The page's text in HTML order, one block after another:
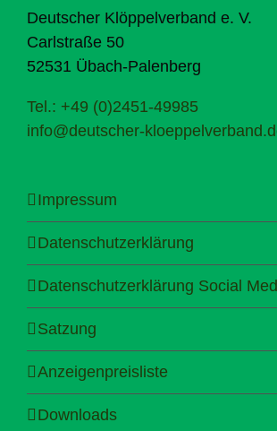
Deutscher Klöppelverband e. V.
Carlstraße 50
52531 Übach-Palenberg
Tel.: +49 (0)2451-49985
info@deutscher-
Impressum
Datenschutzerklärung
Datenschutzerklärung Social
Satzung
Anzeigenpreisliste
Downloads